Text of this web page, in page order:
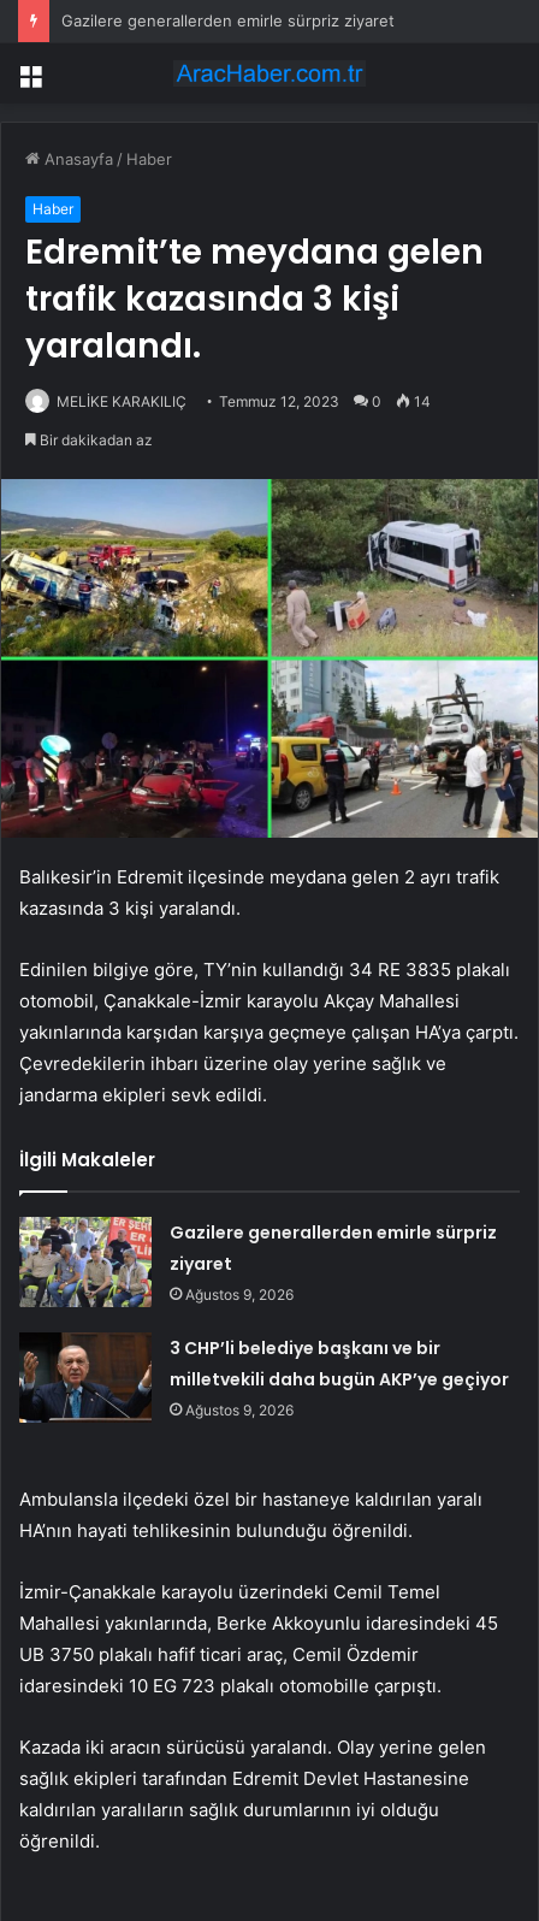
Gazilere generallerden emirle sürpriz ziyaret
Menü
Anasayfa / Haber
Haber
Edremit’te meydana gelen
trafik kazasında 3 kişi
yaralandı.
MELİKE KARAKILIÇ Temmuz 12, 2023 0 14
Bir dakikadan az
Balıkesir’in Edremit ilçesinde meydana gelen 2 ayrı trafik
kazasında 3 kişi yaralandı.
Edinilen bilgiye göre, TY’nin kullandığı 34 RE 3835 plakalı
otomobil, Çanakkale-İzmir karayolu Akçay Mahallesi
yakınlarında karşıdan karşıya geçmeye çalışan HA’ya çarptı.
Çevredekilerin ihbarı üzerine olay yerine sağlık ve
jandarma ekipleri sevk edildi.
İlgili Makaleler
Gazilere generallerden emirle sürpriz
ziyaret
Ağustos 9, 2026
3 CHP’li belediye başkanı ve bir
milletvekili daha bugün AKP’ye geçiyor
Ağustos 9, 2026
Ambulansla ilçedeki özel bir hastaneye kaldırılan yaralı
HA’nın hayati tehlikesinin bulunduğu öğrenildi.
İzmir-Çanakkale karayolu üzerindeki Cemil Temel
Mahallesi yakınlarında, Berke Akkoyunlu idaresindeki 45
UB 3750 plakalı hafif ticari araç, Cemil Özdemir
idaresindeki 10 EG 723 plakalı otomobille çarpıştı.
Kazada iki aracın sürücüsü yaralandı. Olay yerine gelen
sağlık ekipleri tarafından Edremit Devlet Hastanesine
kaldırılan yaralıların sağlık durumlarının iyi olduğu
öğrenildi.